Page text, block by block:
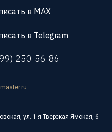
в MAX
в Telegram
250-56-86
ул. 1-я Тверская-Ямская, 6